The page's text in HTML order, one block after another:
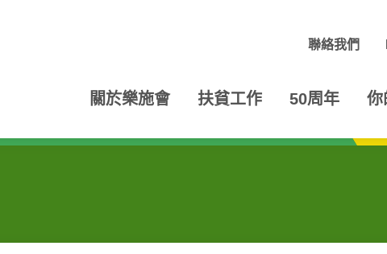
聯絡我們
關於樂施會 扶貧工作 50周年 你